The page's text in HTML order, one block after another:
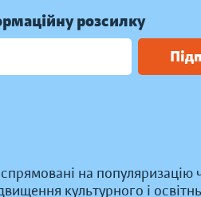
розсилку
на популяризацію
культурного і